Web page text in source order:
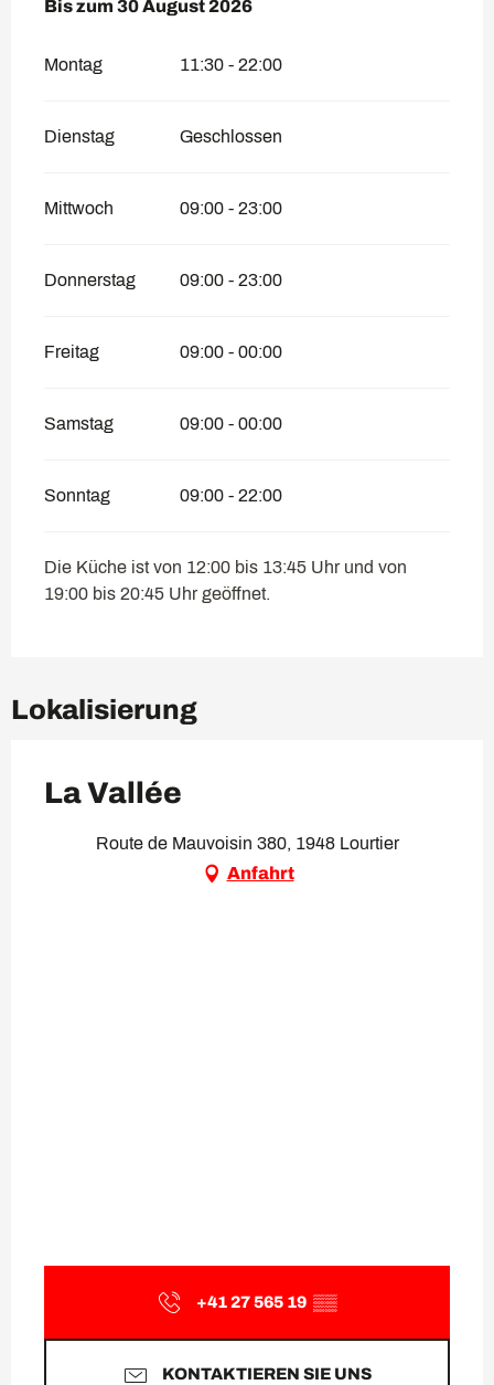
vom19 Juni 2026bis zum
Bis zum 30 August 2026
Montag 11:30 - 22:00
Dienstag Geschlossen
Mittwoch 09:00 - 23:00
Donnerstag 09:00 - 23:00
Freitag 09:00 - 00:00
Samstag 09:00 - 00:00
Sonntag 09:00 - 22:00
Die Küche ist von 12:00 bis 13:45 Uhr und von
19:00 bis 20:45 Uhr geöffnet.
Lokalisierung
La Vallée
Route de Mauvoisin 380, 1948 Lourtier
Anfahrt
+41 27 565 19 ▒▒
KONTAKTIEREN SIE UNS